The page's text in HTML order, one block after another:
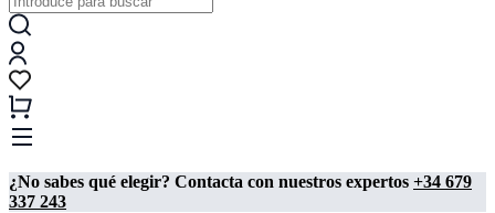
¿No sabes qué elegir? Contacta con nuestros expertos +34 679
337 243